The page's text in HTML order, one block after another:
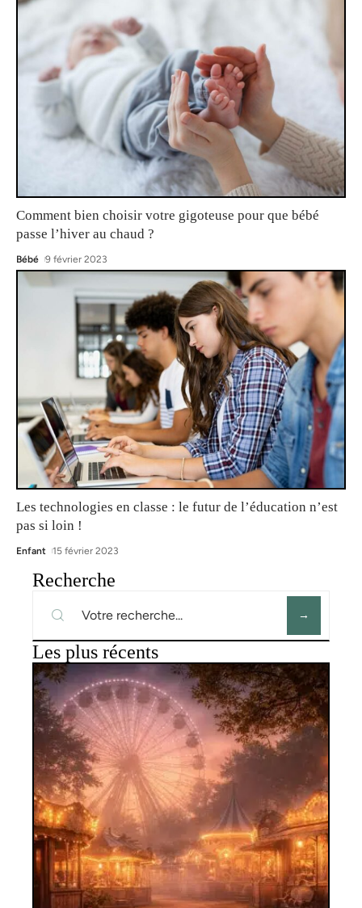
Comment bien choisir votre gigoteuse pour que bébé
passe l’hiver au chaud ?
Bébé 9 février 2023
Les technologies en classe : le futur de l’éducation n’est
pas si loin !
Enfant 15 février 2023
Recherche
Les plus récents